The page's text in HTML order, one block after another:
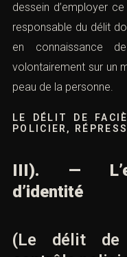
dessein d’employer
responsable du délit
en connaissance
volontairement sur un
peau de la personne.
LE DÉLIT DE
POLICIER,
III). —
d’identité
(Le délit de